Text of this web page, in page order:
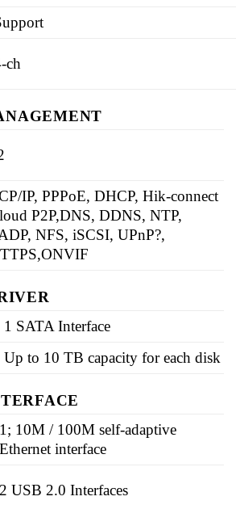
ch
IP, PPPoE, DHCP, Hik-connect
P2P,DNS, DDNS, NTP,
NFS, iSCSI, UPnP?,
1 SATA Interface
Up to 10 TB capacity for each disk
1; 10M / 100M self-adaptive
Ethernet interface
2 USB 2.0 Interfaces